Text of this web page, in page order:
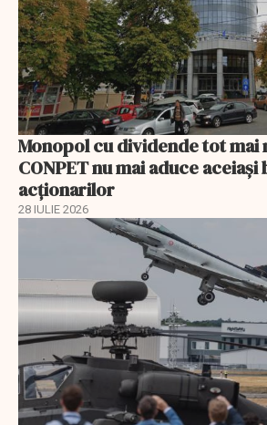
Monopol cu dividende tot mai
CONPET nu mai aduce aceiași
acționarilor
28 IULIE 2026